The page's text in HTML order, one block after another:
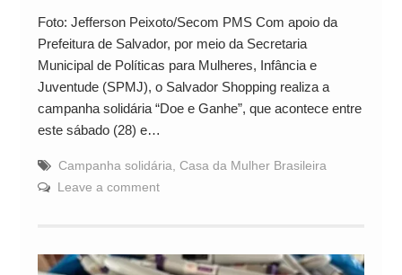
Foto: Jefferson Peixoto/Secom PMS Com apoio da
Prefeitura de Salvador, por meio da Secretaria
Municipal de Políticas para Mulheres, Infância e
Juventude (SPMJ), o Salvador Shopping realiza a
campanha solidária “Doe e Ganhe”, que acontece entre
este sábado (28) e…
Campanha solidária Casa da Mulher Brasileira
Leave a comment